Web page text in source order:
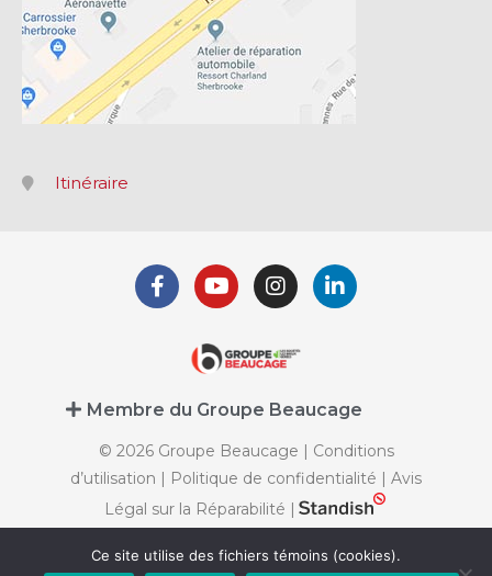
Itinéraire
Membre du Groupe Beaucage
© 2026 Groupe Beaucage | Conditions
d’utilisation | Politique de confidentialité | Avis
Légal sur la Réparabilité |
Ce site utilise des fichiers témoins (cookies).